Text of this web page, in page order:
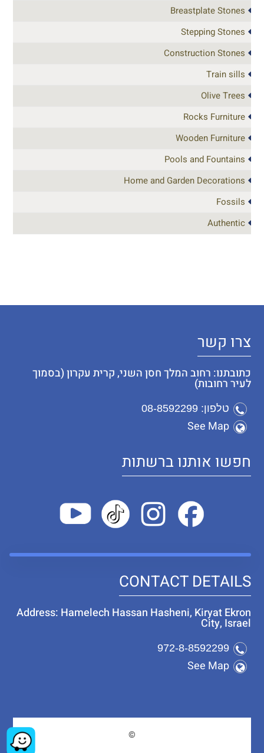
Breastplate Stones
Stepping Stones
Construction Stones
Train sills
Olive Trees
Rocks Furniture
Wooden Furniture
Pools and Fountains
Home and Garden Decorations
Fossils
Authentic
צרו קשר
כתובתנו: רחוב המלך חסן השני, קרית עקרון (בסמוך
לעיר רחובות)
טלפון: 08-8592299
See Map
חפשו אותנו ברשתות
CONTACT DETAILS
Address: Hamelech Hassan Hasheni, Kiryat Ekron
City, Israel
972-8-8592299
See Map
©